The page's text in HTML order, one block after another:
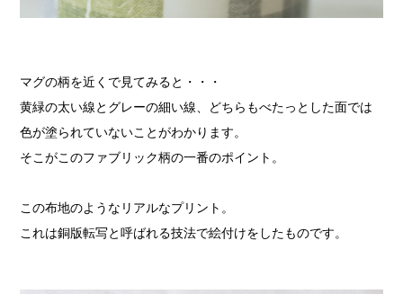
マグの柄を近くで見てみると・・・
黄緑の太い線とグレーの細い線、どちらもべたっとした面では
色が塗られていないことがわかります。
そこがこのファブリック柄の一番のポイント。
この布地のようなリアルなプリント。
これは銅版転写と呼ばれる技法で絵付けをしたものです。